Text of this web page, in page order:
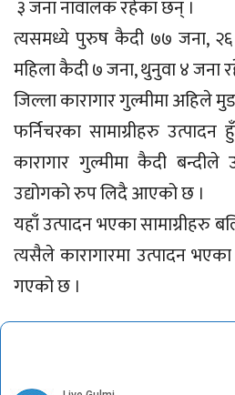
३ जना नावालक रहेका छन् ।
त्यसमध्ये पुरुष कैदी ७७ जना,
महिला कैदी ७ जना, थुनुवा ४ जना
जिल्ला कारागार गुल्मीमा अहिले
फर्निचरका सामाग्रीहरु
कारागार गुल्मीमा कैदी बन्दीले
उद्योगको रुप लिदै आएको छ ।
यहाँ उत्पादन भएका सामाग्रीहरु
त्यसैले कारागारमा उत्पादन
गएको छ ।